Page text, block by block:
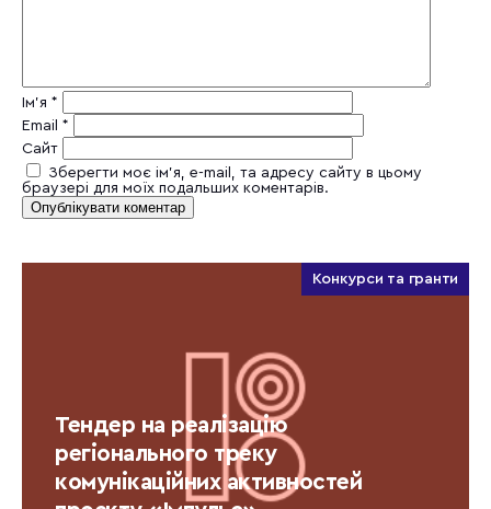
Ім'я *
Email *
Сайт
Зберегти моє ім'я, e-mail, та адресу сайту в цьому
браузері для моїх подальших коментарів.
Конкурси та гранти
Тендер на реалізацію
регіонального треку
комунікаційних активностей